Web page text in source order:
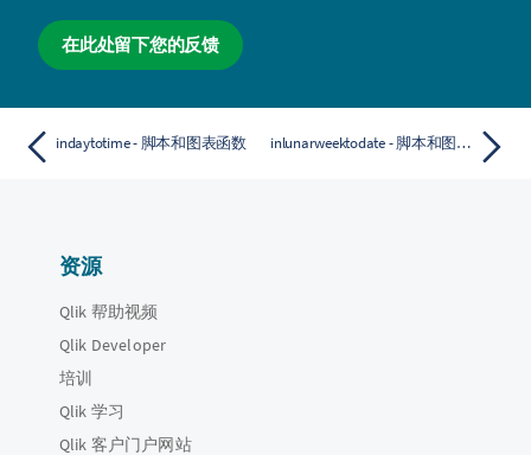
在此处留下您的反馈
indaytotime - 脚本和图表函数 inlunarweektodate - 脚本和图表函数
资源
Qlik 帮助视频
Qlik Developer
培训
Qlik 学习
Qlik 客户门户网站